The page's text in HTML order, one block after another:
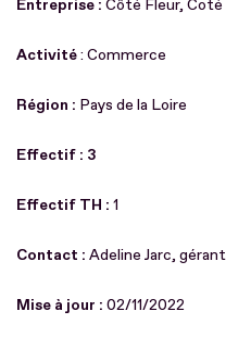
Entreprise : Côté Fleur, Coté
Activité: Commerce
Région : Pays de la Loire
Effectif : 3
Effectif TH : 1
Contact : Adeline Jarc,
Mise à jour : 02/11/2022